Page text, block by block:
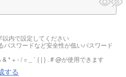
内で設定してください
パスワードなど安全性が低いパスワード
* + - / = _ ` { | } . # @が使用できます
する